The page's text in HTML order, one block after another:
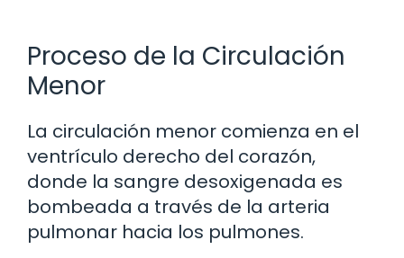
Proceso de la Circulación
Menor
La circulación menor comienza en el
ventrículo derecho del corazón,
donde la sangre desoxigenada es
bombeada a través de la arteria
pulmonar hacia los pulmones.